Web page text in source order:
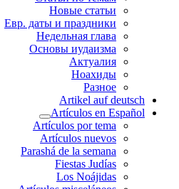
Новые статьи
Евр. даты и праздники
Недельная глава
Основы иудаизма
Актуалия
Ноахиды
Разное
Artikel auf deutsch
Artículos en Español
Artículos por tema
Artículos nuevos
Parashá de la semana
Fiestas Judías
Los Noájidas